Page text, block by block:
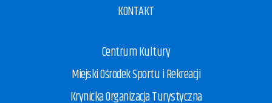
KONTAKT
Centrum Kultury
Miejski Ośrodek Sportu i Rekreacji
Krynicka Organizacja Turystyczna